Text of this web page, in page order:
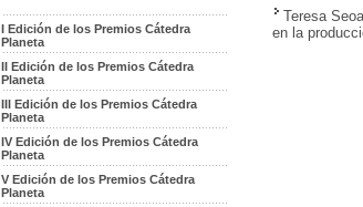
I Edición de los Premios Cátedra
Planeta
II Edición de los Premios Cátedra
Planeta
III Edición de los Premios Cátedra
Planeta
IV Edición de los Premios Cátedra
Planeta
V Edición de los Premios Cátedra
Planeta
Teresa
en la